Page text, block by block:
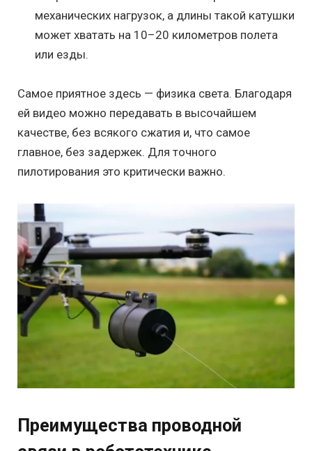
механических нагрузок, а длины такой катушки
может хватать на 10–20 километров полета
или езды.
Самое приятное здесь — физика света. Благодаря
ей видео можно передавать в высочайшем
качестве, без всякого сжатия и, что самое
главное, без задержек. Для точного
пилотирования это критически важно.
Преимущества проводной